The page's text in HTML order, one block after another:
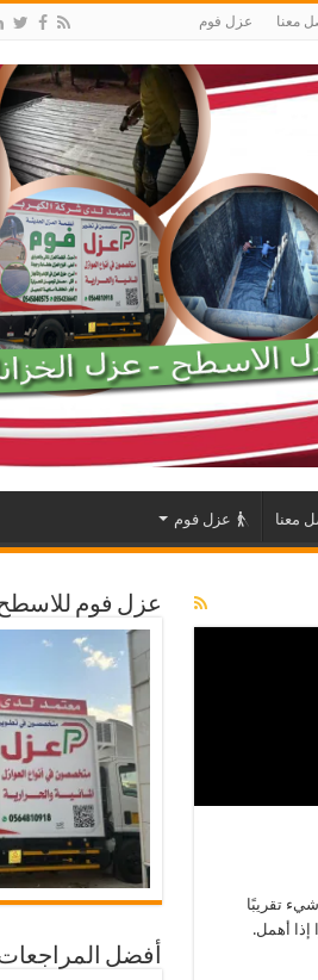
معنا عزل فوم
معنا عزل فوم
تقريبًا
إذا أهمل.
عزل فوم للاسطح
أفضل